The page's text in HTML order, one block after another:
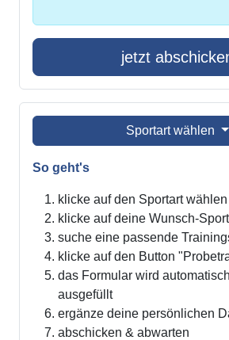
jetzt
Sportart wählen
So geht's
klicke auf den Sportart wählen
klicke auf deine Wunsch-
suche eine passende
klicke auf den Button
das Formular wird
ausgefüllt
ergänze deine persönlichen
abschicken & abwarten